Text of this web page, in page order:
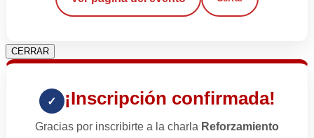
CERRAR
✓ ¡Inscripción confirmada!
Gracias por inscribirte a la charla Reforzamiento